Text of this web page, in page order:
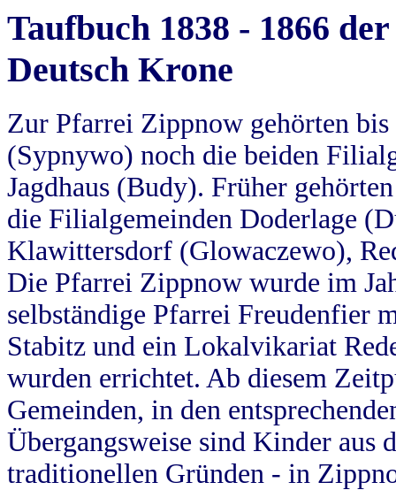
Taufbuch 1838 - 1866
Deutsch Krone
Zur Pfarrei Zippnow gehörten
(Sypnywo) noch die beiden
Jagdhaus (Budy). Früher
die Filialgemeinden Doderlage
Klawittersdorf (Glowaczewo),
Die Pfarrei Zippnow wurde im
selbständige Pfarrei Freudenfier
Stabitz und ein Lokalvikariat
wurden errichtet. Ab diesem
Gemeinden, in den
Übergangsweise sind Kinder aus
traditionellen Gründen - in